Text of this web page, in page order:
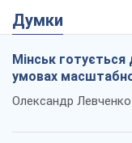
Думки
Мінськ готується
умовах
Олександр Левченко